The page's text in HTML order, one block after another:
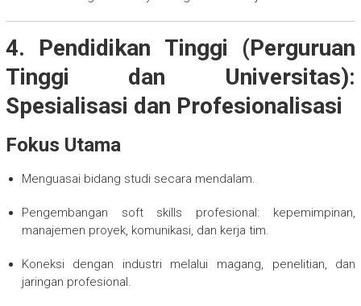
4. Pendidikan Tinggi (Perguruan
Tinggi dan Universitas):
Spesialisasi dan Profesionalisasi
Fokus Utama
Menguasai bidang studi secara mendalam.
Pengembangan soft skills profesional: kepemimpinan,
manajemen proyek, komunikasi, dan kerja tim.
Koneksi dengan industri melalui magang, penelitian, dan
jaringan profesional.